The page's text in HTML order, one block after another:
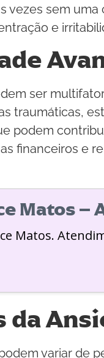
vezes sem
e
ser
traumáticas,
podem
financeiros e
Matos –
Matos.
variar de